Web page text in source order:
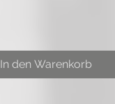
In den Warenkorb